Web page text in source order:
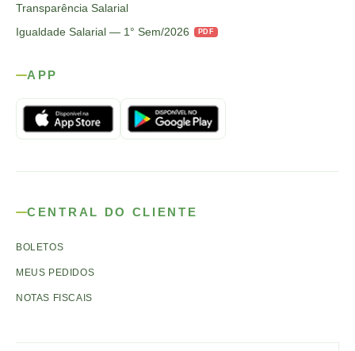
Transparência Salarial
Igualdade Salarial — 1° Sem/2026
PDF
APP
CENTRAL DO CLIENTE
BOLETOS
MEUS PEDIDOS
NOTAS FISCAIS